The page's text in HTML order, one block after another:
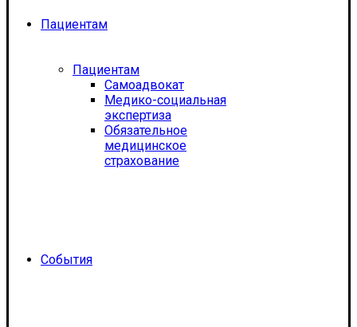
Пациентам
Пациентам
Самоадвокат
Медико-социальная
экспертиза
Обязательное
медицинское
страхование
События